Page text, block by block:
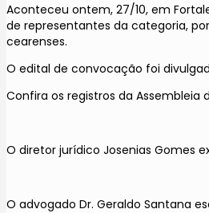
Aconteceu ontem, 27/10, em
de representantes da categoria,
cearenses.
O edital de convocação foi
Confira os registros da Assembleia
O diretor jurídico Josenias Gomes
O advogado Dr. Geraldo Santana